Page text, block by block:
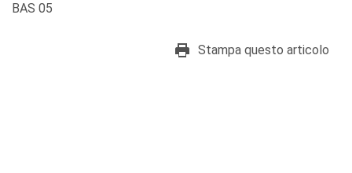
BAS 05
Stampa questo articolo